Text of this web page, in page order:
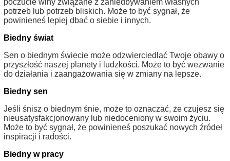
poczucie winy związane z zaniedbywaniem własnych
potrzeb lub potrzeb bliskich. Może to być sygnał, że
powinieneś lepiej dbać o siebie i innych.
Biedny świat
Sen o biednym świecie może odzwierciedlać Twoje obawy o
przyszłość naszej planety i ludzkości. Może to być wezwanie
do działania i zaangażowania się w zmiany na lepsze.
Biedny sen
Jeśli śnisz o biednym śnie, może to oznaczać, że czujesz się
nieusatysfakcjonowany lub niedoceniony w swoim życiu.
Może to być sygnał, że powinieneś poszukać nowych źródeł
inspiracji i radości.
Biedny w pracy